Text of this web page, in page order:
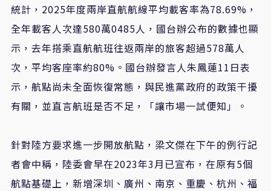
統計，2025年度兩岸直航航線平均載客率為78.69%，
全年載客人次達580萬0485人，國台辦公布的數據也顯
示，去年搭乘直航航班往返兩岸的旅客超過578萬人
次，平均客座率約80%。國台辦發言人朱鳳蓮11日表
示，航點尚未全面恢復常態，與民進黨政府的政策干擾
有關，並直言航班是否不足，「讓市場一試便知」。
針對陸方要求進一步開放航點，梁文傑在下午的例行記
者會中稱，陸委會早在2023年3月已宣布，在原有5個
航點基礎上，新增深圳、廣州、南京、重慶、杭州、福